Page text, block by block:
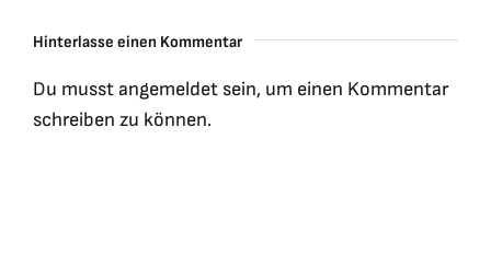
Hinterlasse einen Kommentar
Du musstangemeldet sein, um einen Kommentar
schreiben zu können.